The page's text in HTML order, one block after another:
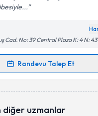
işlenmesine ilişkin
okudum ve kişisel verilerimin
işlenmesini kabul ediyorum.
Cad. No: 39 Central Plaza K: 4 N: 43
Randevu Talep Et
Talebi
bu uzmandan randevu
diğer uzmanlar